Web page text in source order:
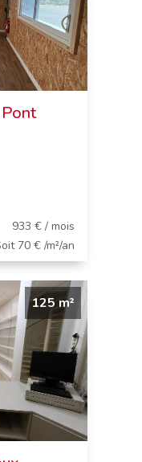
933 € / mois
70 € /m²/an
125 m²